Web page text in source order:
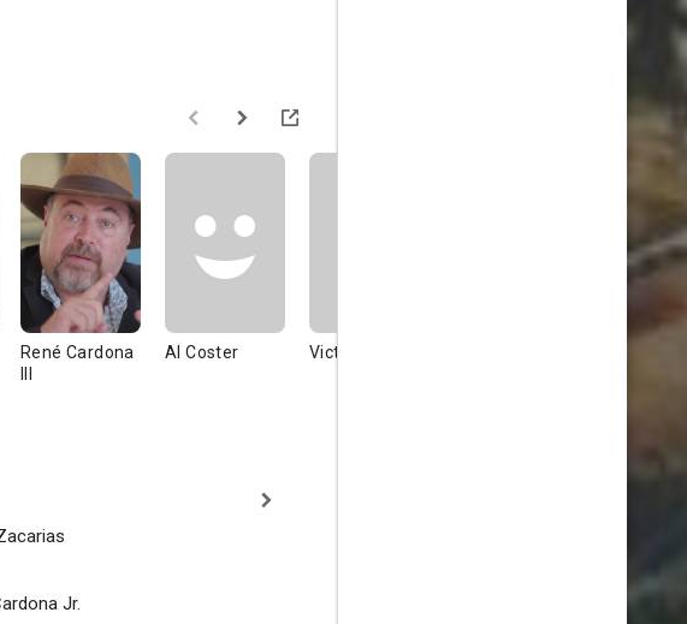
René Cardona
Al Coster Victor Eberg
Jr.